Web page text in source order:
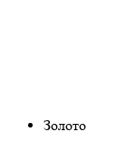
Золото